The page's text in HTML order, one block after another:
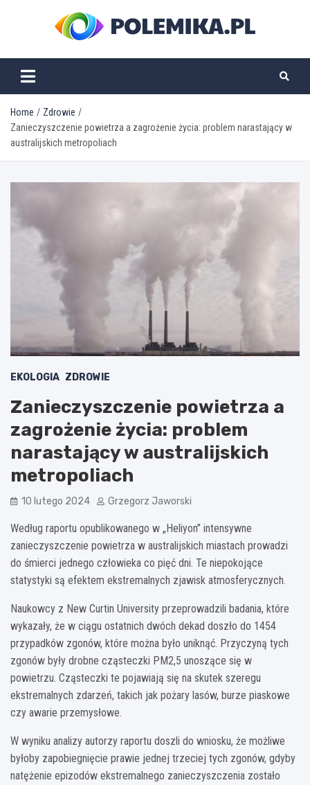
polemika.pl
Home
Zdrowie
Zanieczyszczenie powietrza a zagrożenie życia: problem narastający w
australijskich metropoliach
EKOLOGIA ZDROWIE
Zanieczyszczenie powietrza a
zagrożenie życia: problem
narastający w australijskich
metropoliach
10 lutego 2024 Grzegorz Jaworski
Według raportu opublikowanego w „Heliyon” intensywne
zanieczyszczenie powietrza w australijskich miastach prowadzi
do śmierci jednego człowieka co pięć dni. Te niepokojące
statystyki są efektem ekstremalnych zjawisk atmosferycznych.
Naukowcy z New Curtin University przeprowadzili badania, które
wykazały, że w ciągu ostatnich dwóch dekad doszło do 1454
przypadków zgonów, które można było uniknąć. Przyczyną tych
zgonów były drobne cząsteczki PM2,5 unoszące się w
powietrzu. Cząsteczki te pojawiają się na skutek szeregu
ekstremalnych zdarzeń, takich jak pożary lasów, burze piaskowe
czy awarie przemysłowe.
W wyniku analizy autorzy raportu doszli do wniosku, że możliwe
byłoby zapobiegnięcie prawie jednej trzeciej tych zgonów, gdyby
natężenie epizodów ekstremalnego zanieczyszczenia zostało